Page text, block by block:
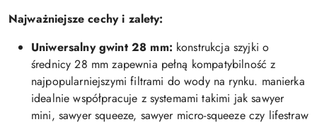
Najważniejsze cechy i zalety:
Uniwersalny gwint 28 mm: konstrukcja szyjki o
średnicy 28 mm zapewnia pełną kompatybilność z
najpopularniejszymi filtrami do wody na rynku. manierka
idealnie współpracuje z systemami takimi jak sawyer
mini, sawyer squeeze, sawyer micro-squeeze czy lifestraw